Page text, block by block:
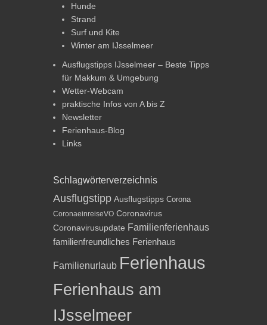
Hunde
Strand
Surf und Kite
Winter am IJsselmeer
Ausflugstipps IJsselmeer – Beste Tipps
für Makkum & Umgebung
Wetter-Webcam
praktische Infos von A bis Z
Newsletter
Ferienhaus-Blog
Links
Schlagwörterverzeichnis
Ausflugstipp Ausflugstipps Corona
CoronaeinreiseVO Coronavirus
Coronavirusupdate Familienferienhaus
familienfreundliches Ferienhaus
Familienurlaub Ferienhaus
Ferienhaus am
IJsselmeer